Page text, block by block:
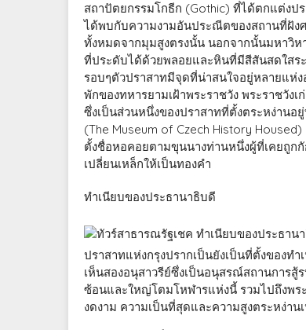
สถาปัตยกรรมโกธีก (Gothic) ที่ได้ตกแต่งป
ได้พบกับความงามอันประณีตของสถานที่ฝัง
ทั้งหมดจากมุมสูงตรงนั้น นอกจากนั้นมหาวิห
ที่ประดับได้ด้วยพลอยและหินที่มีสีสันสดใสร
รอบๆตัวปราสาทมีจุดที่น่าสนใจอยู่หลายแห่ง
พักของทหารยามเฝ้าพระราชวัง พระราชวั
ซึ่งเป็นส่วนหนึ่งของปราสาทที่ตั้งตระหง่าน
(The Museum of Czech History
ตั้งชื่อหอคอยตามขุนนางท่านหนึ่งผู้ที่เคยถูก
เปลี่ยนเหล็กให้เป็นทองคำ
ทำเนียบของประธานาธิบดี
ปราสาทแห่งกรุงปรากเป็นยังเป็นที่ตั้งของท
เห็นสองอนุสาวรีย์ซึ่งเป็นอนุสรณ์สถานการ
ซ้อนและใหญ่โตมโหฬารแห่งนี้ รวมไปถึงพร
งดงาม ความเป็นที่สุดและความสูงตระหง่า